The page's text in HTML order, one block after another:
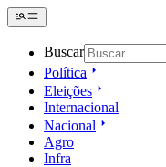
Buscar
Política
Eleições
Internacional
Nacional
Agro
Infra